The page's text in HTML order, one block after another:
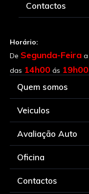
Contactos
Horário:
De Segunda-Feira a
das 14h00 ás 19h00
Quem somos
Veiculos
Avaliação Auto
Oficina
Contactos